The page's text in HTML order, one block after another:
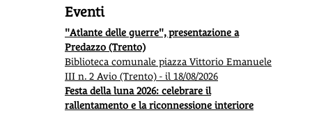
Eventi
"Atlante delle guerre", presentazione a
Predazzo (Trento)
Biblioteca comunale piazza Vittorio Emanuele
III n. 2 Avio (Trento) - il 18/08/2026
Festa della luna 2026: celebrare il
rallentamento e la riconnessione interiore